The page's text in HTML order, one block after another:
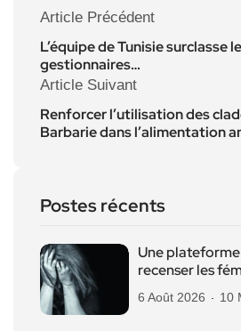
Article Précédent
L’équipe de Tunisie surclasse
gestionnaires…
Article Suivant
Renforcer l’utilisation des
Barbarie dans l’alimentation
Postes récents
Une
recenser les
6 Août 2026 10